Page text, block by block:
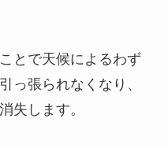
とで天候によるわず
っ張られなくなり、
失します。